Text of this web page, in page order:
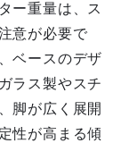
ー重量は、ス
意が必要で
ベースのデザ
ラス製やスチ
脚が広く展開
性が高まる傾